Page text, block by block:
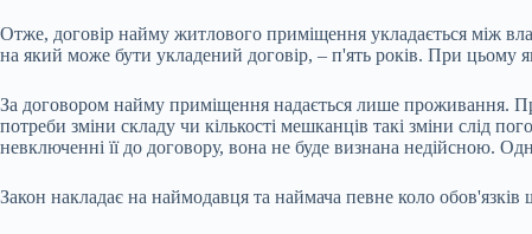
Отже, договір найму житлового приміщення укладається між
на який може бути укладений договір, – п'ять років. При цьому
За договором найму приміщення надається лише проживання.
потреби зміни складу чи кількості мешканців такі зміни слід
невключенні її до договору, вона не буде визнана недійсною.
Закон накладає на наймодавця та наймача певне коло